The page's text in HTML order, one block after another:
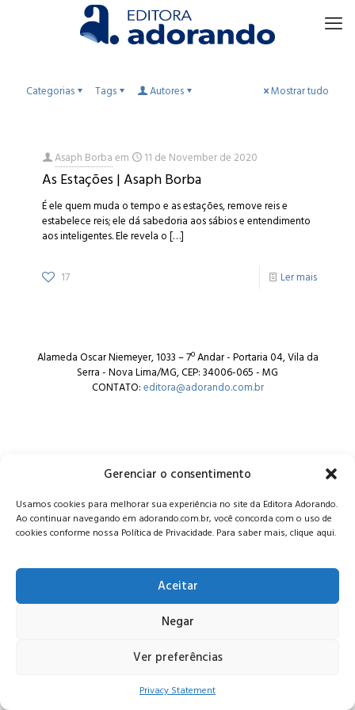
Gerenciar o consentimento
Usamos cookies para melhorar sua experiência no site da Editora Adorando.
Ao continuar navegando em adorando.com.br, você concorda com o uso de
cookies conforme nossa Política de Privacidade. Para saber mais, clique aqui.
Aceitar
Negar
Ver preferências
Privacy Statement
Categorias Tags Autores Mostrar tudo
Asaph Borbaem 11 de November de 2020
As Estações | Asaph Borba
É ele quem muda o tempo e as estações, remove reis e
estabelece reis; ele dá sabedoria aos sábios e entendimento
aos inteligentes. Ele revela o[…]
17 Ler mais
Alameda Oscar Niemeyer, 1033 – 7º Andar - Portaria 04, Vila da
Serra - Nova Lima/MG, CEP: 34006-065 - MG
CONTATO:editora@adorando.com.br
© Editora Adorando 2026. Todos os direitos reservados.
Consulte nossapolítica de privacidade.